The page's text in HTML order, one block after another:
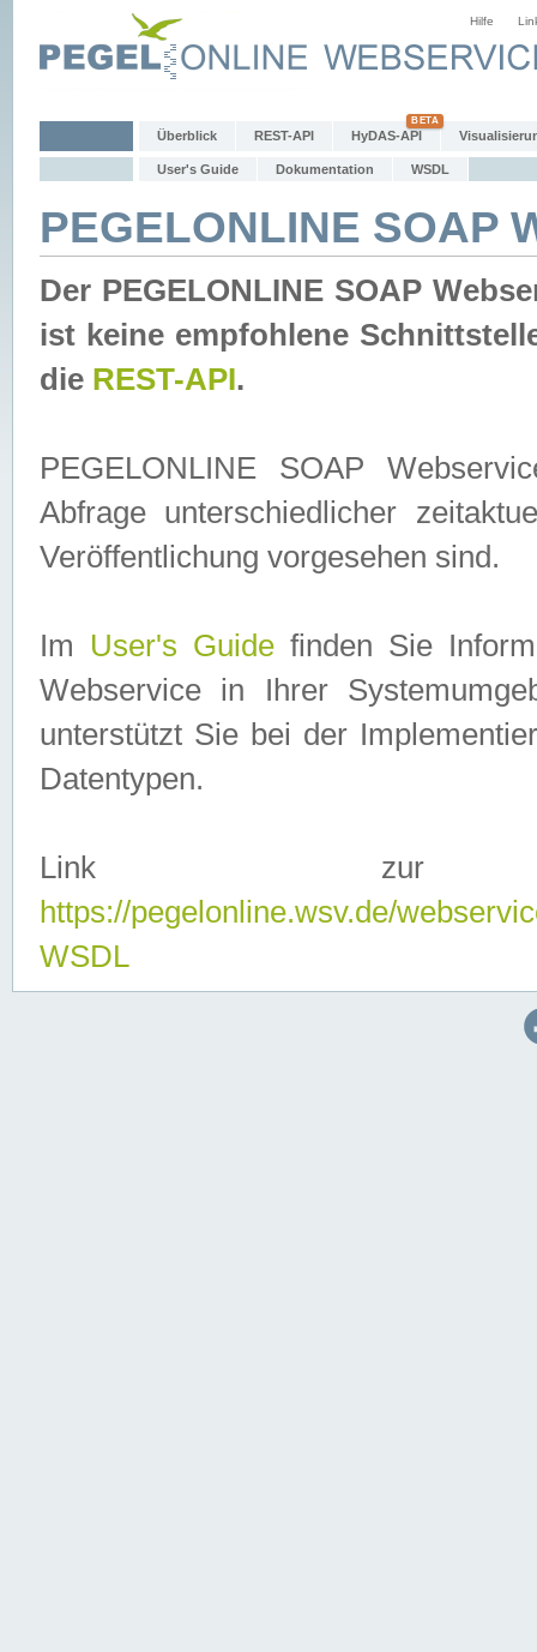
Hilfe
Überblick REST-API HyDAS-API
User's Guide Dokumentation WSDL
PEGELONLINE SOAP
Der PEGELONLINE SOAP
ist keine empfohlene
die REST-API.
PEGELONLINE SOAP
Abfrage unterschiedlicher
Veröffentlichung vorgesehen sind.
Im User's Guidefinden Sie
Webservice in Ihrer
unterstützt Sie bei der
Datentypen.
Link zur
https://pegelonline.wsv.de/
WSDL